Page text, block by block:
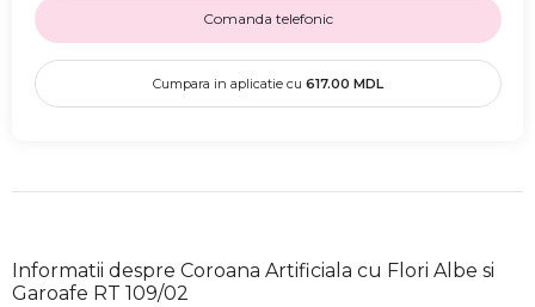
Comanda telefonic
Cumpara in aplicatie cu 617.00 MDL
Informatii despre Coroana Artificiala cu Flori Albe si
Garoafe RT 109/02